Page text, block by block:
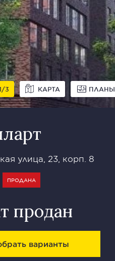
3 КАРТА ПЛАНЫ
улица, 23, корп. 8
ПРОДАНА
продан
варианты